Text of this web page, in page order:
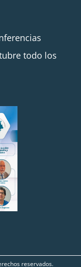
todo los
reservados.